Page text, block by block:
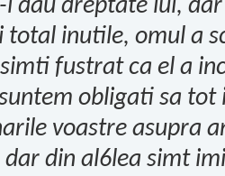
i dau dreptate lui,
total inutile, omul a
fustrat ca el a
obligati sa
voastre asupra
dar din al6lea simt